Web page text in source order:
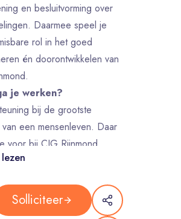
en besluitvorming over
Daarmee speel je
rol in het goed
én doorontwikkelen van
je werken?
bij de grootste
een mensenleven. Daar
voor bij CJG Rijnmond.
is een
kan zijn. En iedereen
kind is geweest, weet: het
Solliciteer